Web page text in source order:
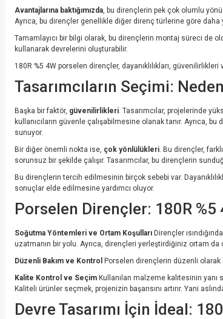
Avantajlarına baktığımızda, bu dirençlerin pek çok olumlu
Ayrıca, bu dirençler genellikle diğer direnç türlerine göre
Tamamlayıcı bir bilgi olarak, bu dirençlerin montaj süreci de
kullanarak devrelerini oluşturabilir.
180R %5 4W porselen dirençler, dayanıklılıkları,
Tasarımcıların Seçimi:
Başka bir faktör, güvenilirlikleri. Tasarımcılar, projelerinde
kullanıcıların güvenle çalışabilmesine olanak tanır. Ayrıca,
sunuyor.
Bir diğer önemli nokta ise, çok yönlülükleri. Bu dirençler,
sorunsuz bir şekilde çalışır. Tasarımcılar, bu dirençlerin
Bu dirençlerin tercih edilmesinin birçok sebebi var.
sonuçlar elde edilmesine yardımcı oluyor.
Porselen Dirençler: 180R %5
Soğutma Yöntemleri ve Ortam Koşulları Dirençler
uzatmanın bir yolu. Ayrıca, dirençleri yerleştirdiğiniz ortam
Düzenli Bakım ve Kontrol
Porselen dirençlerin düzenli olarak
Kalite Kontrol ve Seçim Kullanılan malzeme kalitesinin yanı
Kaliteli ürünler seçmek, projenizin başarısını artırır. Yani
Devre Tasarımı İçin İdeal: